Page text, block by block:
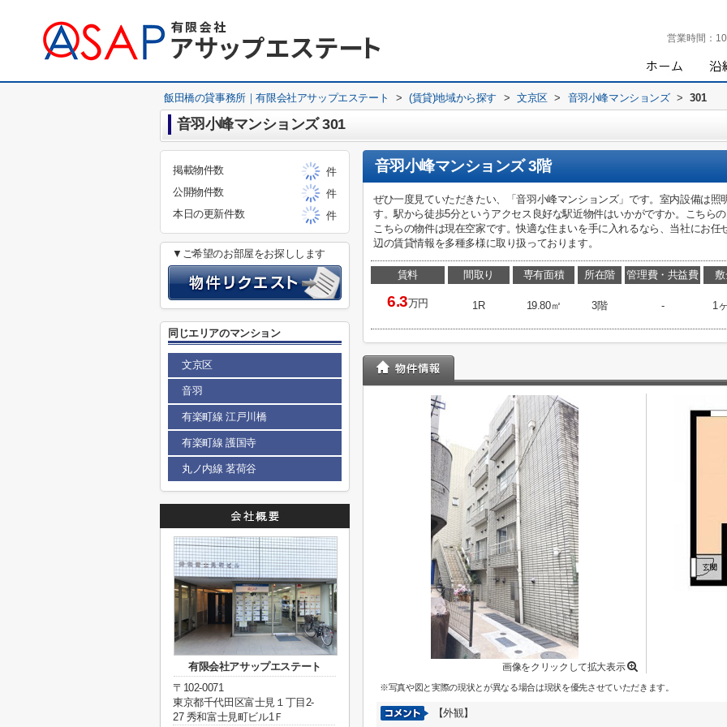
営業時間：
飯田橋の貸事務所｜有限会社アサップエステート > (賃貸)地域から探す > 文京区 > 音羽小峰マンションズ > 301
音羽小峰マンションズ 301
音羽小峰マンションズ 3階
ぜひ一度見ていただきたい、「音羽小峰マンションズ」です。室内設備は
す。駅から徒歩5分というアクセス良好な駅近物件はいかがですか。こちら
こちらの物件は現在空家です。快適な住まいを手に入れるなら、当社にお
辺の賃貸情報を多種多様に取り扱っております。
賃料
6.3万円
間取り
1R
専有面積
19.80㎡
所在階
3階
管理費・共益費
- 1
画像をクリックして拡大表示
※写真や図と実際の現状とが異なる場合は現状を優先させていただきます。
【外観】
掲載物件数
件
公開物件数
件
本日の更新件数
件
▼ご希望のお部屋をお探しします
同じエリアのマンション
文京区
音羽
有楽町線 江戸川橋
有楽町線 護国寺
丸ノ内線 茗荷谷
有限会社アサップエステート
〒102-0071
東京都千代田区富士見１丁目2-
27 秀和富士見町ビル1Ｆ